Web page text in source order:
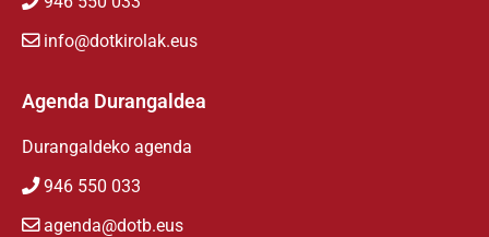
info@dotkirolak.eus
Agenda Durangaldea
Durangaldeko agenda
946 550 033
agenda@dotb.eus